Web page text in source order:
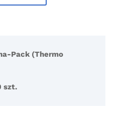
Pack (Thermo
szt.